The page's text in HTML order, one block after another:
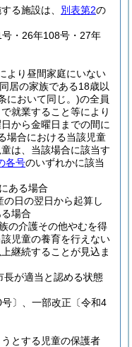
る施設は、 別表第2の
・26年108号・27年
より昼間家庭にいない
居の家族である18歳以
において同じ。)の全員
就業すること等により
から金曜日までの間に
場合における当該児童
は、当該場合に該当す
各号のいずれかに該当
ある場合
日の翌日から起算し
場合
の介護その他やむを得
児童の養育を行えない
継続することが見込ま
長が適当と認める状態
〕、一部改正〔令和4
とする児童の保護者